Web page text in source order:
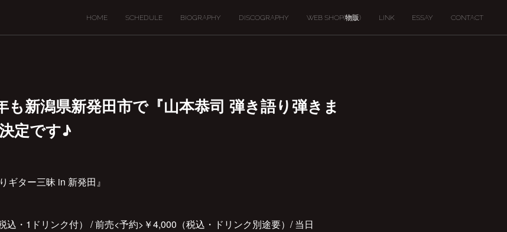
HOME SCHEDULE BIOGRAPHY DISCOGRAPHY WEB SHOP(物販) LINK ESSAY CONTACT
も新潟県新発田市で『山本恭司 弾き語り弾きま
定です♪
ギター三昧 in 新発田』
込・1ドリンク付） / 前売<予約>￥4,000（税込・ドリンク別途要）/ 当日